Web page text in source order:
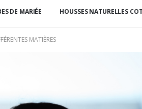
DE MARIÉE HOUSSES NATURELLES
MATIÈRES